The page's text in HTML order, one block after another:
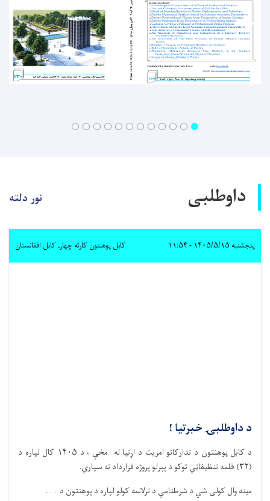
داوطلبی نور دلته
پنجشنبه ۱۴۰۵/۵/۱۵ - ۱۱:۵۴ کابل پوهنتون کارته چهارـ کابل افغانستان
د داوطلبۍ خبرتیا !
د کابل پوهنتون د تدارکاتو امریت د اړتیا له مخې ، د ۱۴۰۵ کال لپاره د
(۳۲) قلمه تنظیفاټي توکو د پېرلو پروژه قرارداد ته سپاري.
مینه وال کولی شي د شرطنامې د ترلاسه کولو لپاره د پوهنتون د . . .